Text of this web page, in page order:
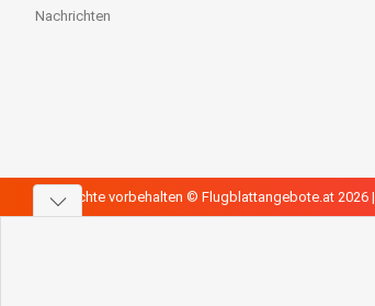
Nachrichten
Alle Rechte vorbehalten © Flugblattangebote.at 2026 |